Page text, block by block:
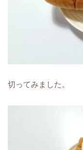
切ってみました。